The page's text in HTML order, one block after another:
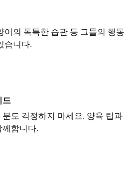
이의 독특한 습관 등 그들의 행동
습니다.
드
도 걱정하지 마세요. 양육 팁과
께합니다.